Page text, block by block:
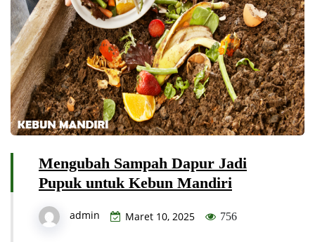
Mengubah Sampah Dapur Jadi
Pupuk untuk Kebun Mandiri
admin Maret 10, 2025 756